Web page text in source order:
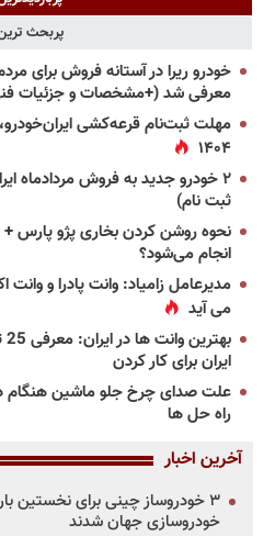
پربحث
خودرو ریرا در آستانه فروش برای
معرفی شد (+مشخصات و جزئیات فنی
مهلت ثبت‌نام قرعه‌کشی
۱۴۰۴
۲ خودرو جدید به فروش مردادماه
ثبت نام)
نحوه روشن کردن بخاری پژو پارس
انجام می‌شود؟
مدیرعامل زامیاد: وانت پادرا و وانت
می آید
ایران برای کار کردن
علت صدای چرخ جلو ماشین هنگام
راه حل ها
آخرین اخبار
خودروسازی جهان شدند